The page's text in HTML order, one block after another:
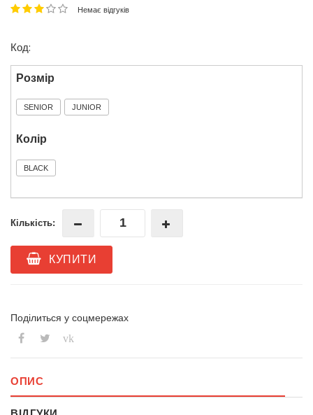
Немає відгуків
Код:
Розмір
SENIOR JUNIOR
Колір
BLACK
Кількість:
КУПИТИ
Поділиться у соцмережах
vk
ОПИС